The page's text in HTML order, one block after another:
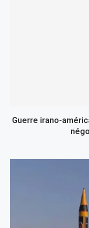
Guerre irano-